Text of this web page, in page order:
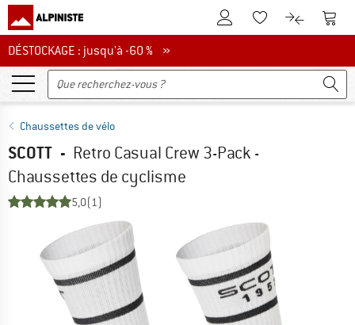
Vers le compte client
Vers la liste
Vers le
DÉSTOCKAGE : jusqu'à -60 %
DÉSTOCKAGE : jusqu'à -60 % »
Chaussettes de vélo
SCOTT - Retro Casual Crew 3-Pack -
Chaussettes de cyclisme
5,0(1)